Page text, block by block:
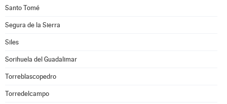
Santo Tomé
Segura de la Sierra
Siles
Sorihuela del Guadalimar
Torreblascopedro
Torredelcampo